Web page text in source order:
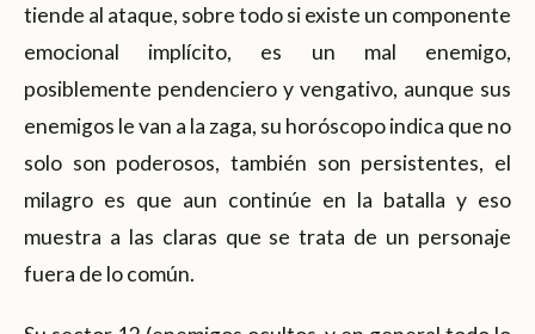
tiende al ataque, sobre todo si existe un componente
emocional implícito, es un mal enemigo,
posiblemente pendenciero y vengativo, aunque sus
enemigos le van a la zaga, su horóscopo indica que no
solo son poderosos, también son persistentes, el
milagro es que aun continúe en la batalla y eso
muestra a las claras que se trata de un personaje
fuera de lo común.